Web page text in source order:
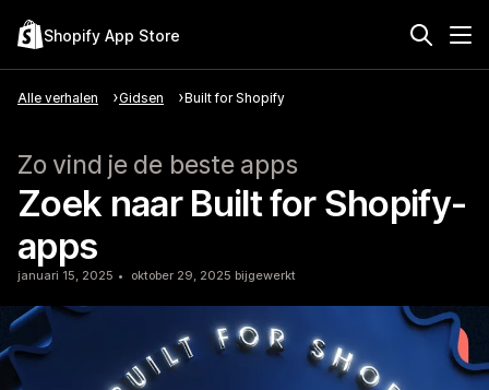
Shopify App Store
Alle verhalen Gidsen Built for Shopify
Zo vind je de beste apps
Zoek naar Built for Shopify-
apps
januari 15, 2025 oktober 29, 2025 bijgewerkt